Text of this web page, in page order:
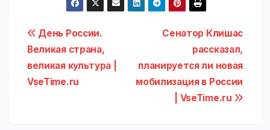
Навигация
по
записям
Сенатор Клишас
рассказал,
планируется ли новая
мобилизация в России
| VseTime.ru
День России.
Великая страна,
великая культура |
VseTime.ru